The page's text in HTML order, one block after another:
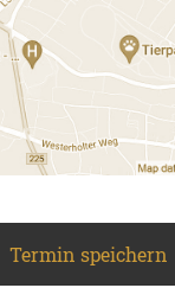
Termin speichern